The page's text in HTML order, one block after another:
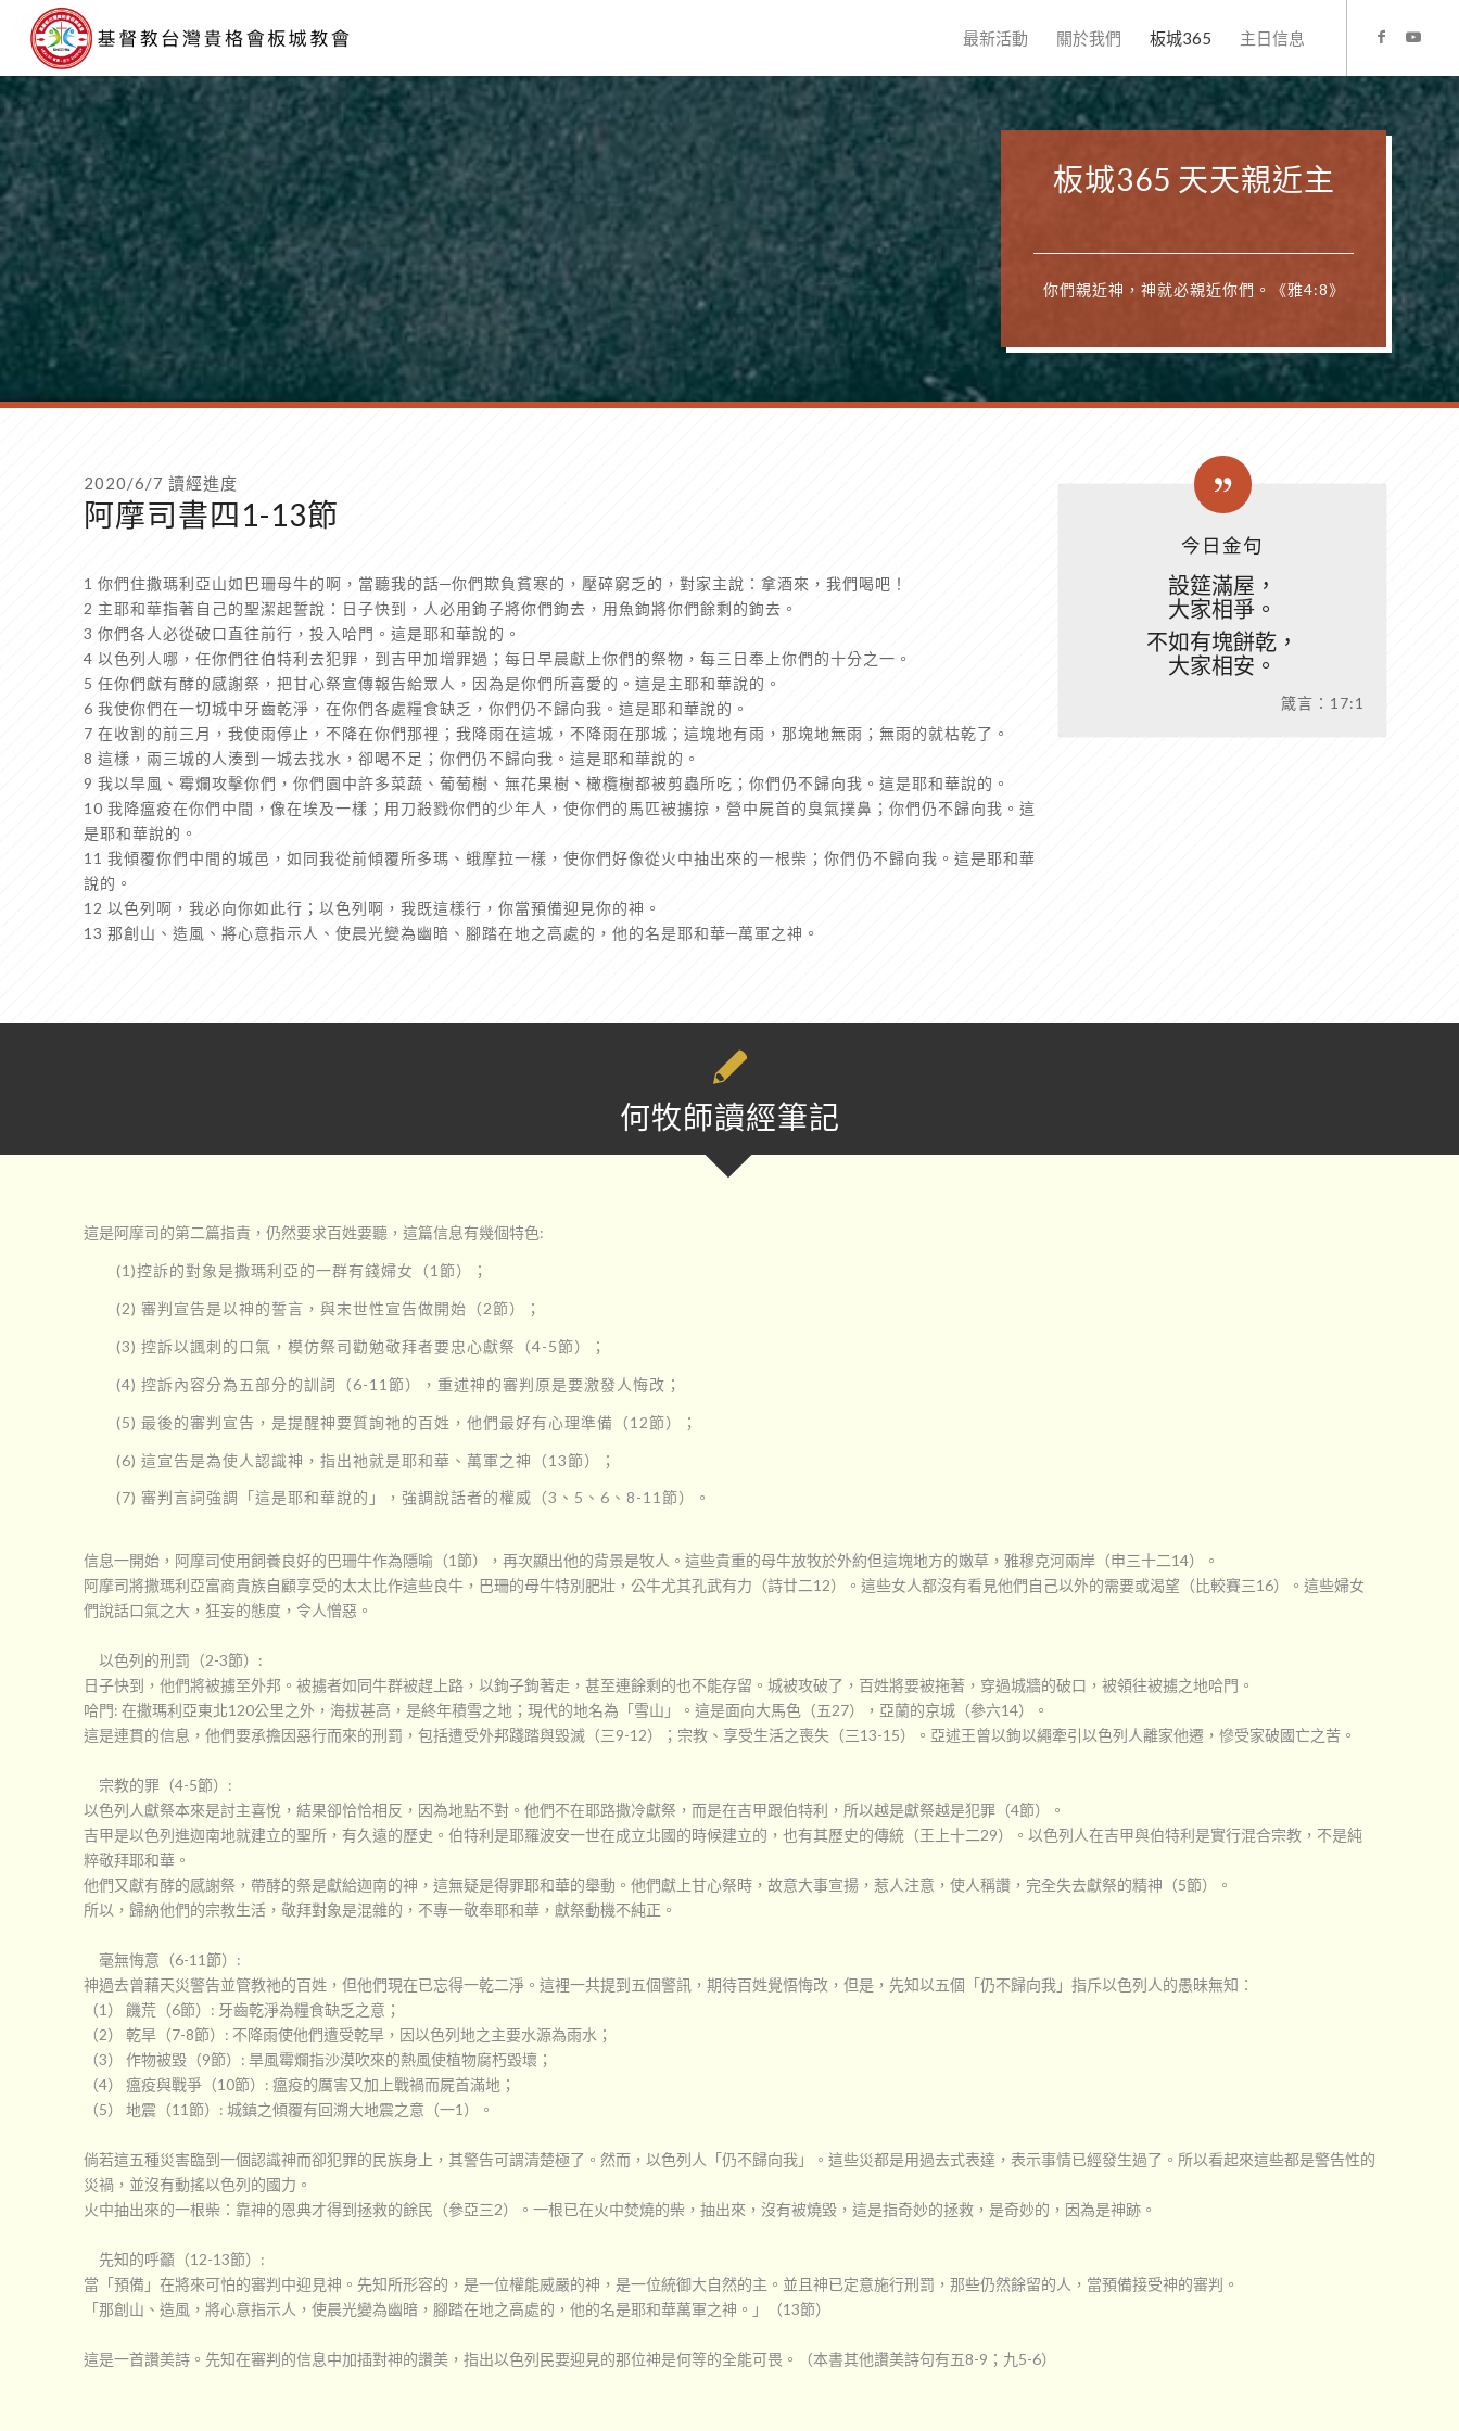
最新活動 關於我們 板城365 主日信息
板城365 天天親近主
你們親近神，神就必親近你們。《雅4:8》
2020/6/7 讀經進度
阿摩司書四1-13節
1 你們住撒瑪利亞山如巴珊母牛的啊，當聽我的話─你們欺負貧寒的，壓碎窮乏的，對家主說：拿酒來，我們喝吧！
2 主耶和華指著自己的聖潔起誓說：日子快到，人必用鉤子將你們鉤去，用魚鉤將你們餘剩的鉤去。
3 你們各人必從破口直往前行，投入哈門。這是耶和華說的。
4 以色列人哪，任你們往伯特利去犯罪，到吉甲加增罪過；每日早晨獻上你們的祭物，每三日奉上你們的十分之一。
5 任你們獻有酵的感謝祭，把甘心祭宣傳報告給眾人，因為是你們所喜愛的。這是主耶和華說的。
6 我使你們在一切城中牙齒乾淨，在你們各處糧食缺乏，你們仍不歸向我。這是耶和華說的。
7 在收割的前三月，我使雨停止，不降在你們那裡；我降雨在這城，不降雨在那城；這塊地有雨，那塊地無雨；無雨的就枯乾了。
8 這樣，兩三城的人湊到一城去找水，卻喝不足；你們仍不歸向我。這是耶和華說的。
9 我以旱風、霉爛攻擊你們，你們園中許多菜蔬、葡萄樹、無花果樹、橄欖樹都被剪蟲所吃；你們仍不歸向我。這是耶和華說的。
10 我降瘟疫在你們中間，像在埃及一樣；用刀殺戮你們的少年人，使你們的馬匹被擄掠，營中屍首的臭氣撲鼻；你們仍不歸向我。這
是耶和華說的。
11 我傾覆你們中間的城邑，如同我從前傾覆所多瑪、蛾摩拉一樣，使你們好像從火中抽出來的一根柴；你們仍不歸向我。這是耶和華
說的。
12 以色列啊，我必向你如此行；以色列啊，我既這樣行，你當預備迎見你的神。
13 那創山、造風、將心意指示人、使晨光變為幽暗、腳踏在地之高處的，他的名是耶和華─萬軍之神。
今日金句
設筵滿屋，
大家相爭。
不如有塊餅乾，
大家相安。
箴言：17:1
何牧師讀經筆記
這是阿摩司的第二篇指責，仍然要求百姓要聽，這篇信息有幾個特色:
(1)控訴的對象是撒瑪利亞的一群有錢婦女（1節）；
(2) 審判宣告是以神的誓言，與末世性宣告做開始（2節）；
(3) 控訴以諷刺的口氣，模仿祭司勸勉敬拜者要忠心獻祭（4-5節）；
(4) 控訴內容分為五部分的訓詞（6-11節），重述神的審判原是要激發人悔改；
(5) 最後的審判宣告，是提醒神要質詢祂的百姓，他們最好有心理準備（12節）；
(6) 這宣告是為使人認識神，指出祂就是耶和華、萬軍之神（13節）；
(7) 審判言詞強調「這是耶和華說的」，強調說話者的權威（3、5、6、8-11節）。
信息一開始，阿摩司使用飼養良好的巴珊牛作為隱喻（1節），再次顯出他的背景是牧人。這些貴重的母牛放牧於外約但這塊地方的嫩草，雅穆克河兩岸（申三十二14）。
阿摩司將撒瑪利亞富商貴族自顧享受的太太比作這些良牛，巴珊的母牛特別肥壯，公牛尤其孔武有力（詩廿二12）。這些女人都沒有看見他們自己以外的需要或渴望（比較賽三16）。這些婦女
們說話口氣之大，狂妄的態度，令人憎惡。
以色列的刑罰（2-3節）:
日子快到，他們將被擄至外邦。被擄者如同牛群被趕上路，以鉤子鉤著走，甚至連餘剩的也不能存留。城被攻破了，百姓將要被拖著，穿過城牆的破口，被領往被擄之地哈門。
哈門: 在撒瑪利亞東北120公里之外，海拔甚高，是終年積雪之地；現代的地名為「雪山」。這是面向大馬色（五27），亞蘭的京城（參六14）。
這是連貫的信息，他們要承擔因惡行而來的刑罰，包括遭受外邦踐踏與毀滅（三9-12）；宗教、享受生活之喪失（三13-15）。亞述王曾以鉤以繩牽引以色列人離家他遷，慘受家破國亡之苦。
宗教的罪（4-5節）:
以色列人獻祭本來是討主喜悅，結果卻恰恰相反，因為地點不對。他們不在耶路撒冷獻祭，而是在吉甲跟伯特利，所以越是獻祭越是犯罪（4節）。
吉甲是以色列進迦南地就建立的聖所，有久遠的歷史。伯特利是耶羅波安一世在成立北國的時候建立的，也有其歷史的傳統（王上十二29）。以色列人在吉甲與伯特利是實行混合宗教，不是純
粹敬拜耶和華。
他們又獻有酵的感謝祭，帶酵的祭是獻給迦南的神，這無疑是得罪耶和華的舉動。他們獻上甘心祭時，故意大事宣揚，惹人注意，使人稱讚，完全失去獻祭的精神（5節）。
所以，歸納他們的宗教生活，敬拜對象是混雜的，不專一敬奉耶和華，獻祭動機不純正。
毫無悔意（6-11節）:
神過去曾藉天災警告並管教祂的百姓，但他們現在已忘得一乾二淨。這裡一共提到五個警訊，期待百姓覺悟悔改，但是，先知以五個「仍不歸向我」指斥以色列人的愚昧無知：
（1） 饑荒（6節）: 牙齒乾淨為糧食缺乏之意；
（2） 乾旱（7-8節）: 不降雨使他們遭受乾旱，因以色列地之主要水源為雨水；
（3） 作物被毀（9節）: 旱風霉爛指沙漠吹來的熱風使植物腐朽毀壞；
（4） 瘟疫與戰爭（10節）: 瘟疫的厲害又加上戰禍而屍首滿地；
（5） 地震（11節）: 城鎮之傾覆有回溯大地震之意（一1）。
倘若這五種災害臨到一個認識神而卻犯罪的民族身上，其警告可謂清楚極了。然而，以色列人「仍不歸向我」。這些災都是用過去式表達，表示事情已經發生過了。所以看起來這些都是警告性的
災禍，並沒有動搖以色列的國力。
火中抽出來的一根柴：靠神的恩典才得到拯救的餘民（參亞三2）。一根已在火中焚燒的柴，抽出來，沒有被燒毀，這是指奇妙的拯救，是奇妙的，因為是神跡。
先知的呼籲（12-13節）:
當「預備」在將來可怕的審判中迎見神。先知所形容的，是一位權能威嚴的神，是一位統御大自然的主。並且神已定意施行刑罰，那些仍然餘留的人，當預備接受神的審判。
「那創山、造風，將心意指示人，使晨光變為幽暗，腳踏在地之高處的，他的名是耶和華萬軍之神。」（13節）
這是一首讚美詩。先知在審判的信息中加插對神的讚美，指出以色列民要迎見的那位神是何等的全能可畏。（本書其他讚美詩句有五8-9；九5-6）